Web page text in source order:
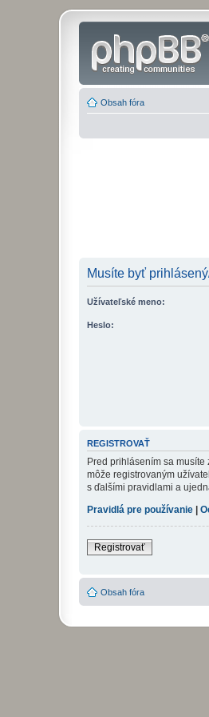
Obsah fóra
Musíte byť
Užívateľské meno:
Heslo:
REGISTROVAŤ
Pred prihlásením sa
môže registrovaným
s ďalšími pravidlami a
Pravidlá pre používanie
Registrovať
Obsah fóra